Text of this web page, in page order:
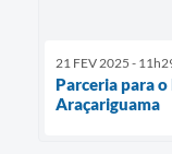
21 FEV 2025 -
Parceria para
Araçariguama